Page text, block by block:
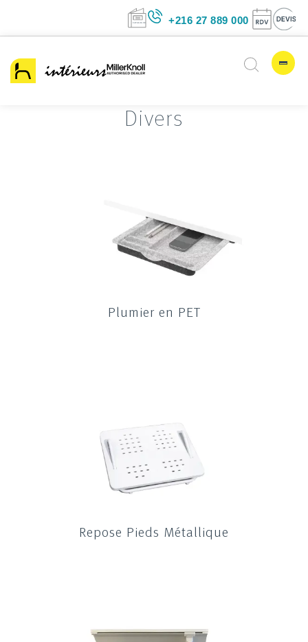
+216 27 889
Divers
Plumier en PET
Repose Pieds Métallique